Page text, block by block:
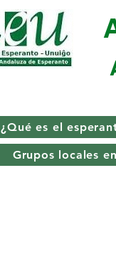
¿Qué es el
Grupos locales